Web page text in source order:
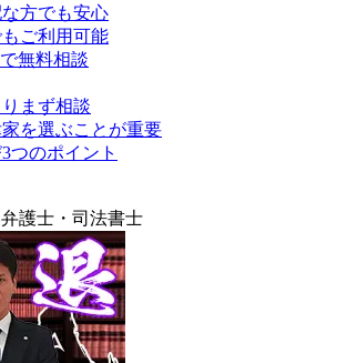
方でも安心
ご利用可能
無料相談
まず相談
を選ぶことが重要
つのポイント
護士・司法書士